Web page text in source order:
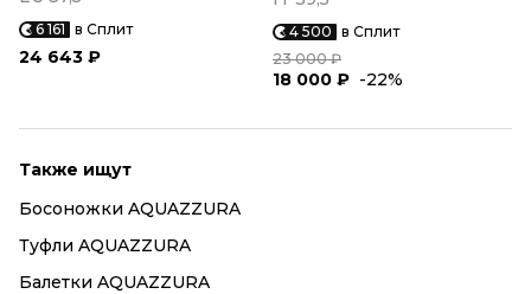
6 161 в Сплит
24 643 ₽
4 500 в Сплит
23 000 ₽
18 000 ₽ -22%
Также ищут
Босоножки AQUAZZURA
Туфли AQUAZZURA
Балетки AQUAZZURA